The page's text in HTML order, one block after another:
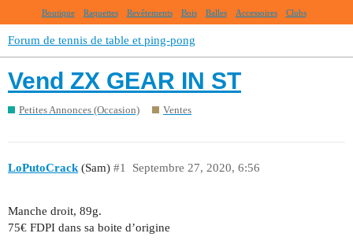
Boutique Raquettes Revêtements Bois Balles Accessoires Clubs
Forum de tennis de table et ping-pong
Vend ZX GEAR IN ST
Petites Annonces (Occasion) Ventes
LoPutoCrack (Sam) Septembre 27, 2020, 6:56
#1
Manche droit, 89g.
75€ FDPI dans sa boite d’origine